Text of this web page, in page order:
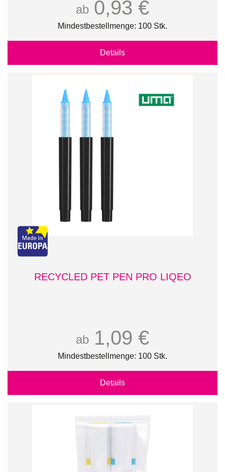
ab 0,93 €
Mindestbestellmenge: 100 Stk.
Details
RECYCLED PET PEN PRO LIQEO
ab 1,09 €
Mindestbestellmenge: 100 Stk.
Details